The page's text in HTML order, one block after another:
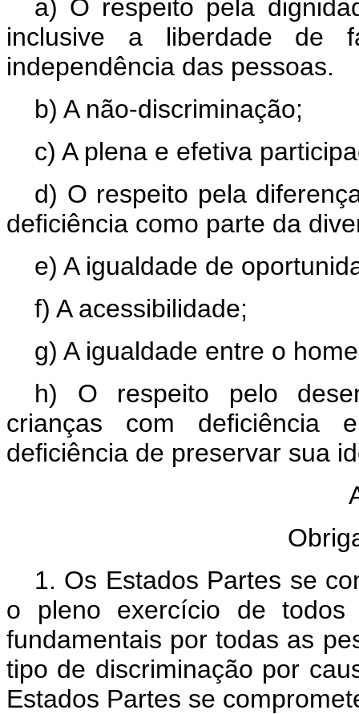
a) O respeito pela
inclusive a liberdade de
independência das pessoas.
b) A não-discriminação;
c) A plena e efetiva
d) O respeito pela
deficiência como parte da
e) A igualdade de
f) A acessibilidade;
g) A igualdade entre o
h) O respeito pelo
crianças com deficiência
deficiência de preservar sua
1. Os Estados Partes se
o pleno exercício de todos
fundamentais por todas as
tipo de discriminação por
Estados Partes se